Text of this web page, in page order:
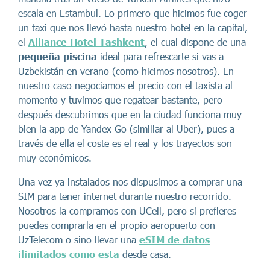
escala en Estambul. Lo primero que hicimos fue coger
un taxi que nos llevó hasta nuestro hotel en la capital,
el Alliance Hotel Tashkent, el cual dispone de una
pequeña piscina ideal para refrescarte si vas a
Uzbekistán en verano (como hicimos nosotros). En
nuestro caso negociamos el precio con el taxista al
momento y tuvimos que regatear bastante, pero
después descubrimos que en la ciudad funciona muy
bien la app de Yandex Go (similiar al Uber), pues a
través de ella el coste es el real y los trayectos son
muy económicos.
Una vez ya instalados nos dispusimos a comprar una
SIM para tener internet durante nuestro recorrido.
Nosotros la compramos con UCell, pero si prefieres
puedes comprarla en el propio aeropuerto con
UzTelecom o sino llevar una eSIM de datos
ilimitados como esta desde casa.